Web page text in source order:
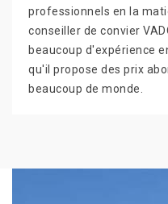
professionnels en la
conseiller de convier
beaucoup d'expérience
qu'il propose des prix
beaucoup de monde.